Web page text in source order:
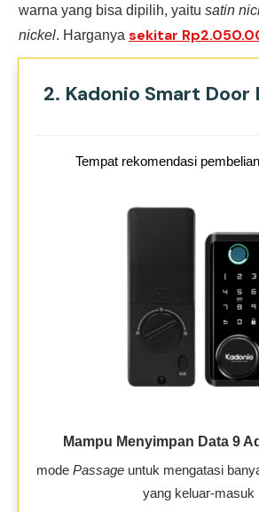
warna yang bisa dipilih, yaitu satin
nickel. Harganya sekitar
2. Kadonio Smart Door
Tempat rekomendasi
Mampu Menyimpan Data 9
mode Passage untuk mengatasi
yang keluar-masuk